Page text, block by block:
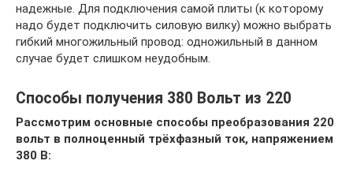
надежные. Для подключения самой плиты (к которому
надо будет подключить силовую вилку) можно выбрать
гибкий многожильный провод: одножильный в данном
случае будет слишком неудобным.
Способы получения 380 Вольт из 220
Рассмотрим основные способы преобразования 220
вольт в полноценный трёхфазный ток, напряжением
380 В: